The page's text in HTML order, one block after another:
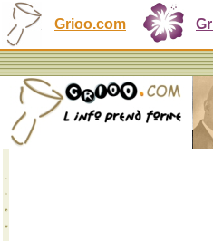
Grioo.com